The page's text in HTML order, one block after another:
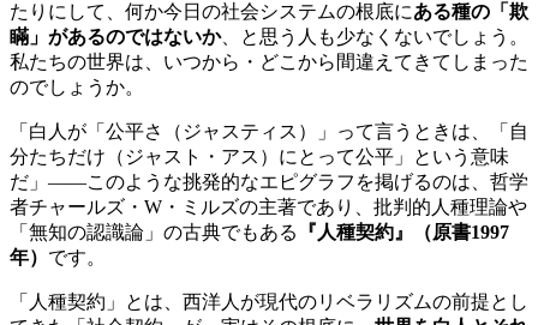
たりにして、何か今日の社会システムの根底にある種の「欺
瞞」があるのではないか、と思う人も少なくないでしょう。
私たちの世界は、いつから・どこから間違えてきてしまった
のでしょうか。
「白人が「公平さ（ジャスティス）」って言うときは、「自
分たちだけ（ジャスト・アス）にとって公平」という意味
だ」——このような挑発的なエピグラフを掲げるのは、哲学
者チャールズ・W・ミルズの主著であり、批判的人種理論や
「無知の認識論」の古典でもある
『人種契約』（原書1997
年） です。
「人種契約」とは、西洋人が現代のリベラリズムの前提とし